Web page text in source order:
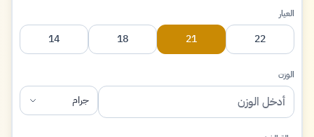
العيار
22
21
18
14
الوزن
جرام